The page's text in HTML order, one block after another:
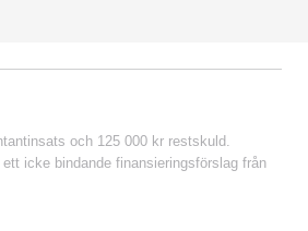
och 125 000 kr restskuld.
icke bindande finansieringsförslag från